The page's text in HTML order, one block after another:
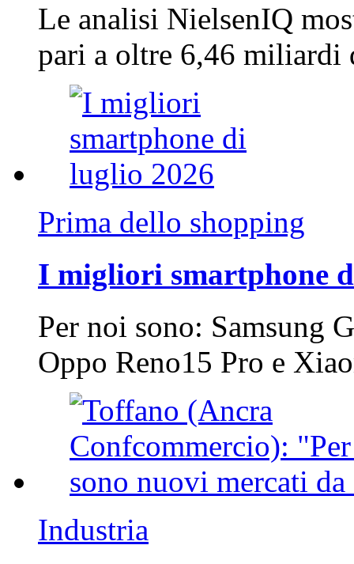
Le analisi NielsenIQ
pari a oltre 6,46
Prima dello shopping
I migliori smartphone
Per noi sono: Samsung
Oppo Reno15 Pro e
Industria